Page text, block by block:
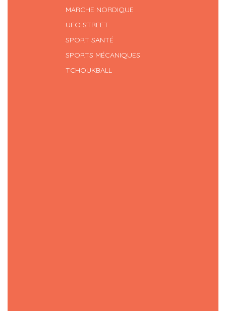
MARCHE NORDIQUE
UFO STREET
SPORT SANTÉ
SPORTS MÉCANIQUES
TCHOUKBALL